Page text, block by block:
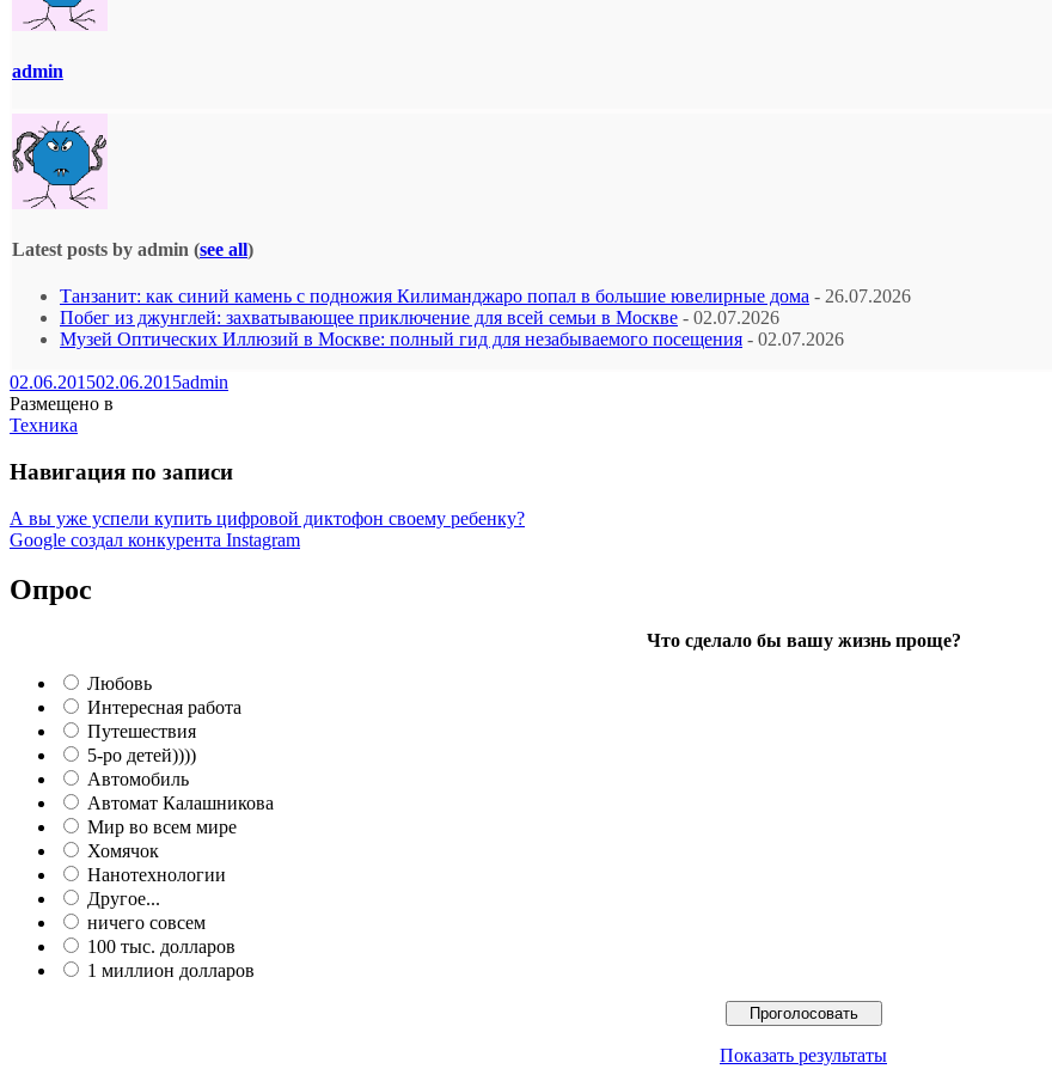
admin
Latest posts by admin (see all)
Танзанит: как синий камень с подножия Килиманджаро попал в большие ювелирные дома - 26.07.2026
Побег из джунглей: захватывающее приключение для всей семьи в Москве - 02.07.2026
Музей Оптических Иллюзий в Москве: полный гид для незабываемого посещения - 02.07.2026
02.06.201502.06.2015admin
Размещено в
Техника
Навигация по записи
А вы уже успели купить цифровой диктофон своему ребенку?
Google создал конкурента Instagram
Опрос
Что сделало бы вашу жизнь проще?
Любовь
Интересная работа
Путешествия
5-ро детей))))
Автомобиль
Автомат Калашникова
Мир во всем мире
Хомячок
Нанотехнологии
Другое...
ничего совсем
100 тыс. долларов
1 миллион долларов
Показать результаты